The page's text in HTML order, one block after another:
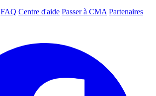
FAQ Centre d'aide Passer à CMA Partenaires